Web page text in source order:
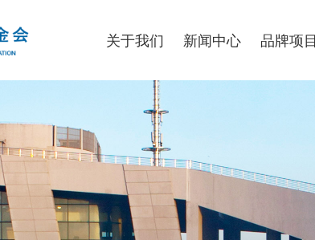
关于我们 新闻中心 品牌项目